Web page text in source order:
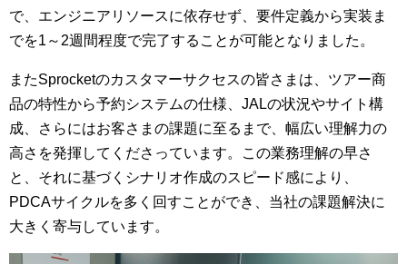
で、エンジニアリソースに依存せず、要件定義から実装ま
でを1～2週間程度で完了することが可能となりました。
またSprocketのカスタマーサクセスの皆さまは、ツアー商
品の特性から予約システムの仕様、JALの状況やサイト構
成、さらにはお客さまの課題に至るまで、幅広い理解力の
高さを発揮してくださっています。この業務理解の早さ
と、それに基づくシナリオ作成のスピード感により、
PDCAサイクルを多く回すことができ、当社の課題解決に
大きく寄与しています。